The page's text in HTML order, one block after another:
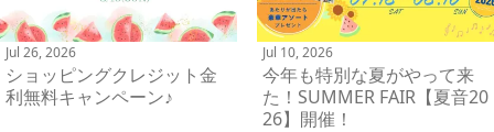
Jul 26, 2026
ショッピングクレジット金
利無料キャンペーン♪
Jul 10, 2026
今年も特別な夏がやって来
た！SUMMER FAIR【夏音20
26】開催！